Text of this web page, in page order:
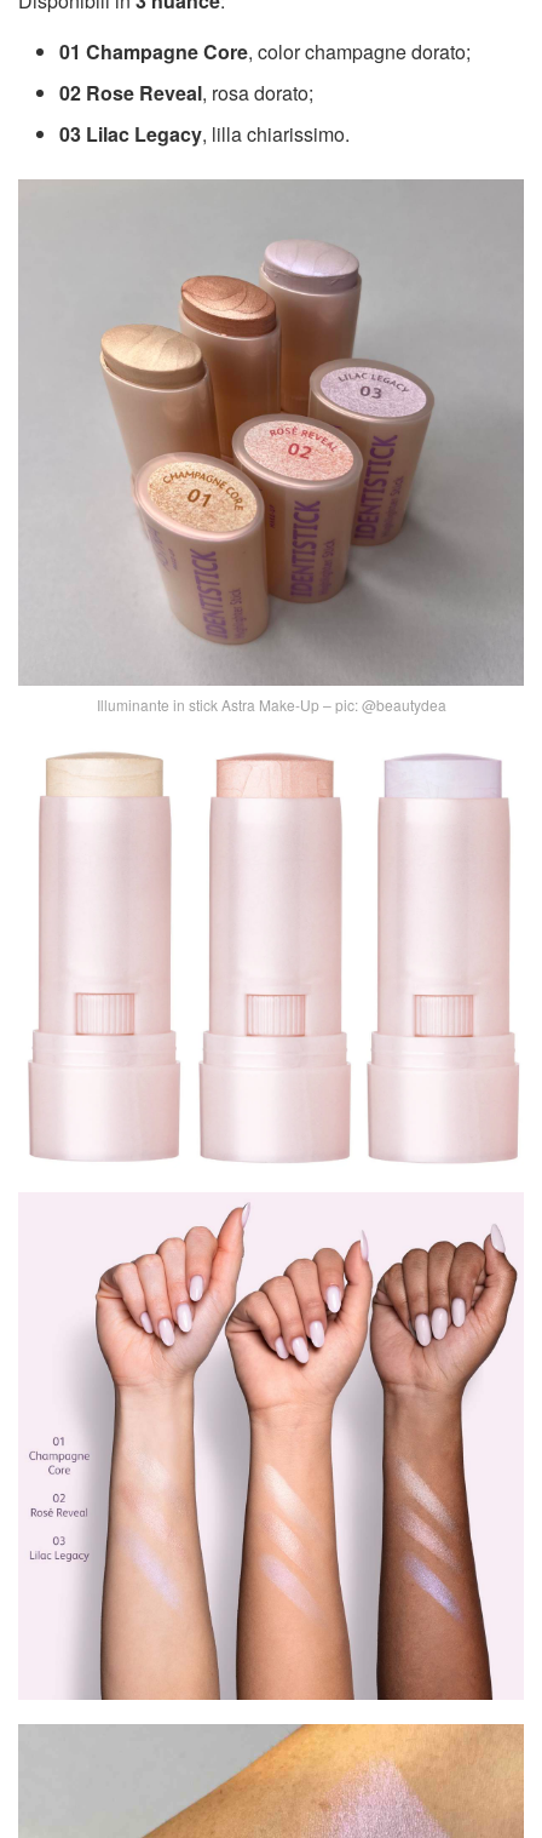
01 Champagne Core, color champagne dorato;
02 Rose Reveal, rosa dorato;
03 Lilac Legacy, lilla chiarissimo.
Illuminante in stick Astra Make-Up – pic: @beautydea